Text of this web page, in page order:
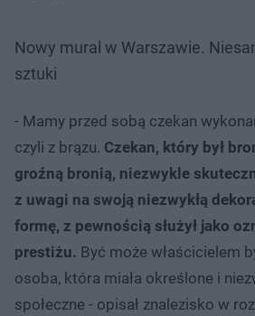
Nowy mural w Warszawie.
sztuki
- Mamy przed sobą czekan
czyli z brązu. Czekan, który był
groźną bronią, niezwykle
z uwagi na swoją niezwykłą
formę, z pewnością służył jako
prestiżu. Być może właścicielem
osoba, która miała określone i
społeczne - opisał znalezisko w